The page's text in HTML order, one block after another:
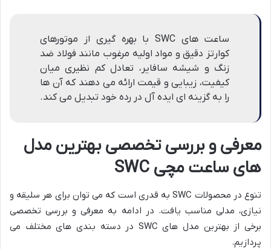
ساعت های SWC با بهره گیری از موتورهای
کوارتز دقیق و مواد اولیه مرغوب مانند فولاد ضد
زنگ و شیشه سافایر، تعادل کم نظیری میان
کیفیت، زیبایی و قیمت ارائه می دهند که آن ها
را به گزینه ای ایده آل در رده خود تبدیل می کند.
معرفی و بررسی تخصصی بهترین مدل
های ساعت مچی SWC
تنوع در محصولات SWC به قدری است که می توان برای هر سلیقه و
نیازی، مدلی مناسب یافت. در ادامه به معرفی و بررسی تخصصی
برخی از بهترین مدل های SWC در دسته بندی های مختلف می
پردازیم.